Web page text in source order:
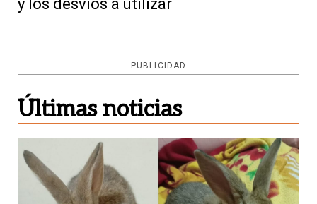
y los desvíos a utilizar
PUBLICIDAD
Últimas noticias